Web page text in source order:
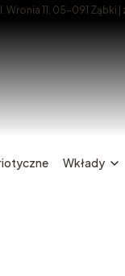
Wronia 11, 05-091
Wkłady